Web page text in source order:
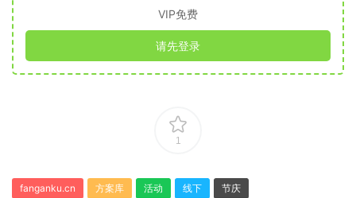
VIP免费
请先登录
1
fanganku.cn 方案库 活动 线下 节庆